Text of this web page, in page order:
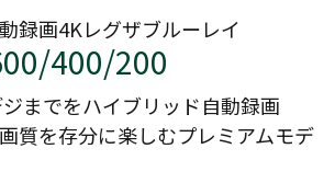
録画4Kレグザブルーレイ
400/200
までをハイブリッド自動録画
質を存分に楽しむプレミアムモデ